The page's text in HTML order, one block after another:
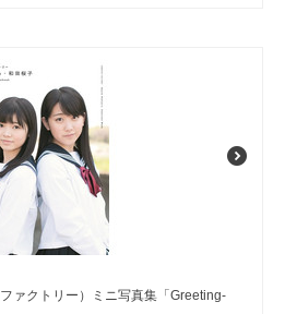
ァクトリー）ミニ写真集「Greeting-